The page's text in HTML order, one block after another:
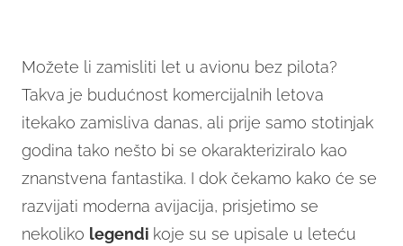
Možete li zamisliti let u avionu bez pilota?
Takva je budućnost komercijalnih letova
itekako zamisliva danas, ali prije samo stotinjak
godina tako nešto bi se okarakteriziralo kao
znanstvena fantastika. I dok čekamo kako će se
razvijati moderna avijacija, prisjetimo se
nekoliko legendi koje su se upisale u leteću